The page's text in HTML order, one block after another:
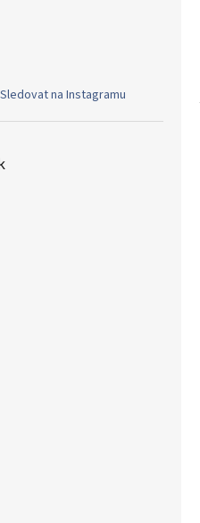
Sledovat na Instagramu